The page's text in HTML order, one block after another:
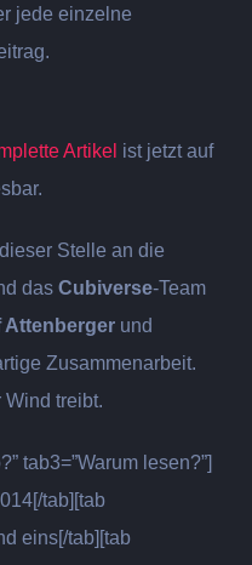
jede einzelne
Artikel ist jetzt auf
Stelle an die
das Cubiverse-Team
Attenberger und
Zusammenarbeit.
treibt.
tab3=”Warum lesen?”]
tab][tab
eins[/tab][tab